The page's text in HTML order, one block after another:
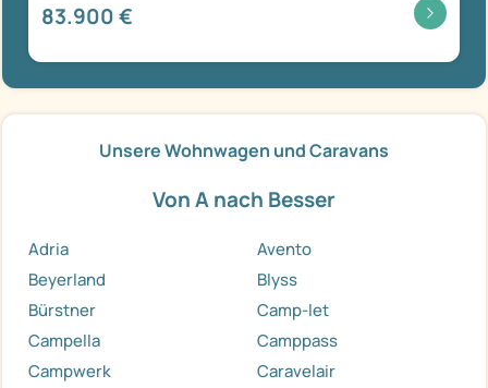
83.900 €
Unsere Wohnwagen und Caravans
Von A nach Besser
Adria
Avento
Beyerland
Blyss
Bürstner
Camp-let
Campella
Camppass
Campwerk
Caravelair